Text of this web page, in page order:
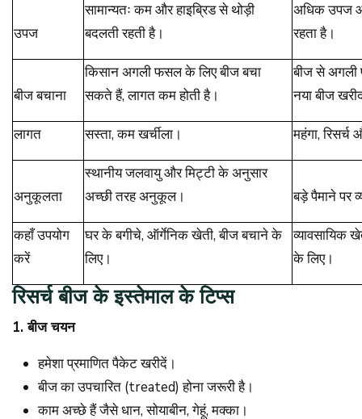
उपज
सामान्यतः कम और हाइब्रिड से थोड़ी
बदलती रहती है।
अधिक उपज
रहता है।
बीज बचाना
किसान अगली फसल के लिए बीज बचा
सकते हैं, लागत कम होती है।
बीज से अगली
नया बीज
लागत सस्ता, कम खर्चीला। महंगा,
अनुकूलता
स्थानीय जलवायु और मिट्टी के अनुसार
अच्छी तरह अनुकूल।
बड़े पैमाने पर
कहाँ उपयोग
करें
घर के बगीचे, ऑर्गेनिक खेती, बीज बचाने के
लिए।
व्यावसायिक
के लिए।
रिसर्च बीज के इस्तेमाल के टिप्स
1.बीज चयन
हमेशा प्रमाणित पैकेट खरीदें।
बीज का उपचारित (treated) होना जरूरी है।
काम अच्छे हैं जैसे धान, सोयाबीन, गेहूं, मक्का।